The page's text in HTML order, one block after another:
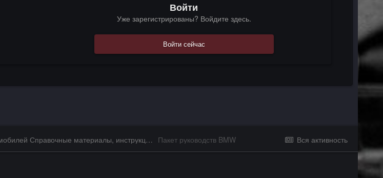
Войти
Уже зарегистрированы? Войдите здесь.
Войти сейчас
Вся активность
Даташиты Схемы ЭБУ и автомобилей Справочные материалы, инструкции, описания, книги Заказ и поиск схем ЭБУ и автомобилей Пакет руководств BMW